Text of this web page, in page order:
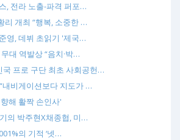
, 전라 노출-파격 퍼포…
리 개최 “행복, 소중한 …
영, 데뷔 초읽기 '제국…
무대 역발상 “음치·박…
국 프로 구단 최초 사회공헌…
내비게이션보다 지도가 …
해 활짝 손인사'
의 박주현X채종협, 미…
의 기적 ‘넷…